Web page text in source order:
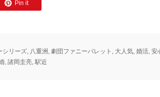
Pin it
シリーズ, 八重洲 , 劇団ファニーパレット , 大人気, 婚活, 安
, 諸岡圭亮, 駅近